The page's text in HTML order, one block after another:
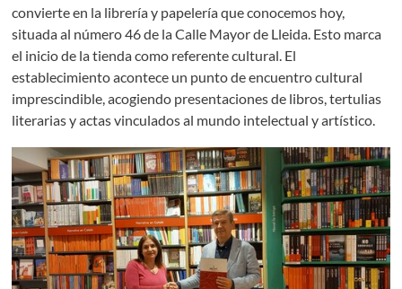
convierte en la librería y papelería que conocemos hoy,
situada al número 46 de la Calle Mayor de Lleida. Esto marca
el inicio de la tienda como referente cultural. El
establecimiento acontece un punto de encuentro cultural
imprescindible, acogiendo presentaciones de libros, tertulias
literarias y actas vinculados al mundo intelectual y artístico.